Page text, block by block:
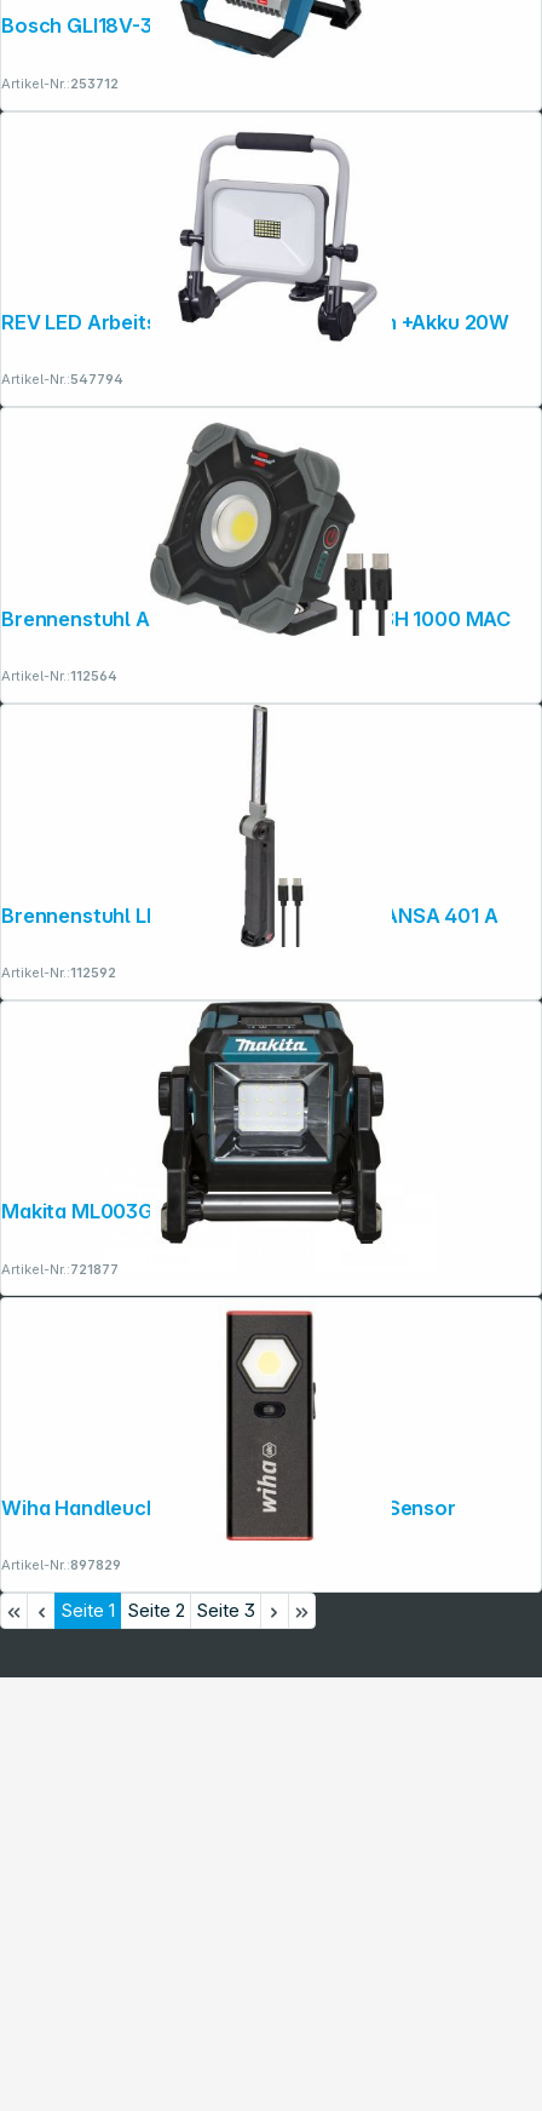
Bosch GLI18V-3000 Akku-Bauleuchte
Artikel-Nr.:253712
REV LED Arbeitsleuchte Bright beweglich +Akku 20W
Artikel-Nr.:547794
Brennenstuhl Akku LED Arbeitsstrahler SH 1000 MAC
Artikel-Nr.:112564
Brennenstuhl LED Akku Hand- leuchte SANSA 401 A
Artikel-Nr.:112592
Makita ML003G Akku-Lampe
Artikel-Nr.:721877
Wiha Handleuchte 1.200 lm mit On -/Off-Sensor
Artikel-Nr.:897829
Seite 1 Seite 2 Seite 3
Copyright © 2001 - 2026 dexxIT. Alle Rechte vorbehalten.